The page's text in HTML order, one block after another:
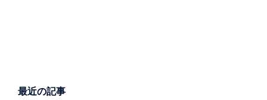
最近の記事